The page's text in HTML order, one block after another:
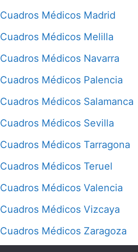
Cuadros Médicos Madrid
Cuadros Médicos Melilla
Cuadros Médicos Navarra
Cuadros Médicos Palencia
Cuadros Médicos Salamanca
Cuadros Médicos Sevilla
Cuadros Médicos Tarragona
Cuadros Médicos Teruel
Cuadros Médicos Valencia
Cuadros Médicos Vizcaya
Cuadros Médicos Zaragoza